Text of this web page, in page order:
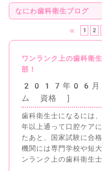
なにわ歯科衛生ブログ
« 1 2
ワンランク上の歯科衛
部！
2017年06月
ム 資格 ]
歯科衛生士になるには
年以上通って口腔ケア
たあと、国家試験に合
機関には専門学校や短
ンランク上の歯科衛